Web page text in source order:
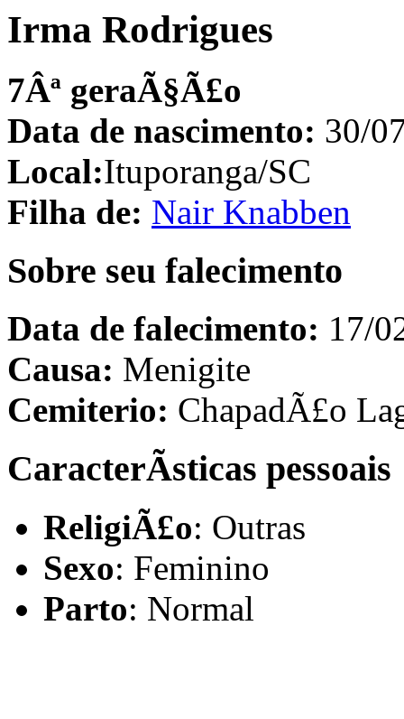
Irma Rodrigues
7Âª geraÃ§Ã£o
Data de nascimento: 30/
Local:Ituporanga/SC
Filha de: Nair Knabben
Sobre seu falecimento
Data de falecimento: 17/
Causa: Menigite
Cemiterio: ChapadÃ£o
CaracterÃ­sticas pessoais
ReligiÃ£o: Outras
Sexo: Feminino
Parto: Normal